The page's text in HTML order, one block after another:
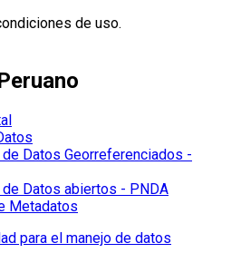
de uso.
Datos Georreferenciados -
Datos abiertos - PNDA
Metadatos
para el manejo de datos